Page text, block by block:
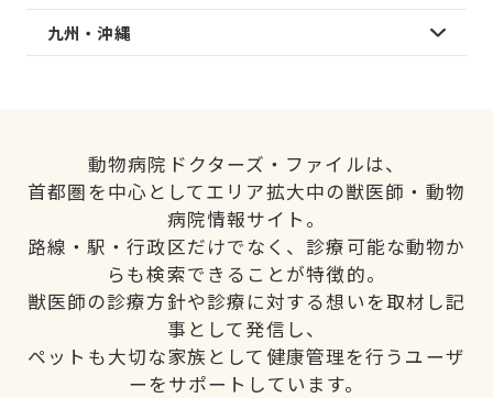
九州・沖縄
動物病院ドクターズ・ファイルは、
首都圏を中心としてエリア拡大中の獣医師・動物
病院情報サイト。
路線・駅・行政区だけでなく、診療可能な動物か
らも検索できることが特徴的。
獣医師の診療方針や診療に対する想いを取材し記
事として発信し、
ペットも大切な家族として健康管理を行うユーザ
ーをサポートしています。